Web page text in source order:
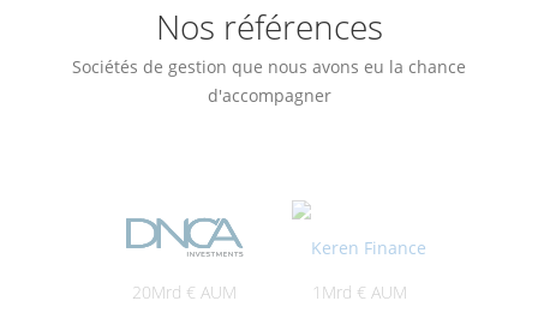
Nos références
Sociétés de gestion que nous avons eu la chance
d'accompagner
20Mrd € AUM 1Mrd € AUM